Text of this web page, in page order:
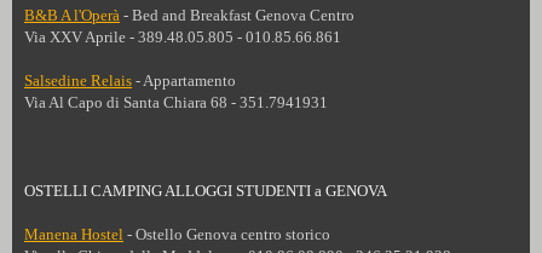
B&B A l'Operà - Bed and Breakfast Genova Centro
Via XXV Aprile - 389.48.05.805 - 010.85.66.861
Salsedine Relais - Appartamento
Via Al Capo di Santa Chiara 68 - 351.7941931
OSTELLI CAMPING ALLOGGI STUDENTI a GENOVA
Manena Hostel - Ostello Genova centro storico